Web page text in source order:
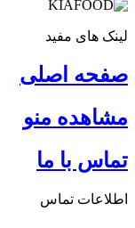
لینک های مفید
صفحه اصلی
مشاهده منو
تماس با ما
اطلاعات تماس